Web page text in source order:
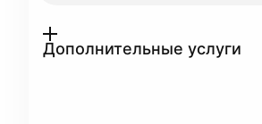
Дополнительные услуги